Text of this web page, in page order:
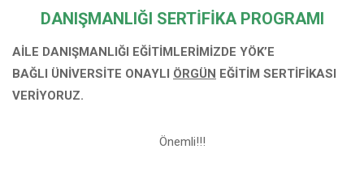
DANIŞMANLIĞI SERTİFİKA PROGRAMI
AİLE DANIŞMANLIĞI EĞİTİMLERİMİZDE YÖK’E
BAĞLI ÜNİVERSİTE ONAYLI ÖRGÜN EĞİTİM SERTİFİKASI
VERİYORUZ.
Önemli!!!